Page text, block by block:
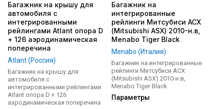
Багажник на крышу для
автомобиля с
интегрированными
рейлингами Atlant опора D
+ 126 аэродинамическая
поперечина
Atlant (Россия)
Багажник на крышу для
автомобиля с
интегрированными рейлингами
Atlant опора D + 126
аэродинамическая поперечина
Багажник на
интегрированные
рейлинги Митсубиси АСХ
(Mitsubishi ASX) 2010-н.в,
Menabo Tiger Black
Menabo (Италия)
Багажник на интегрированные
рейлинги Митсубиси АСХ
(Mitsubishi ASX) 2010-н.в,
Menabo Tiger Black
Параметры